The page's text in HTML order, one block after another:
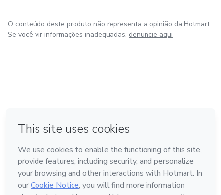
O conteúdo deste produto não representa a opinião da Hotmart.
Se você vir informações inadequadas, denuncie aqui
Feito com ❤ na Cidade do México
Conheça a Hotmart